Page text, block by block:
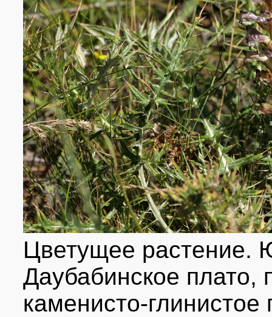
Цветущее растение.
Даубабинское плато,
каменисто-